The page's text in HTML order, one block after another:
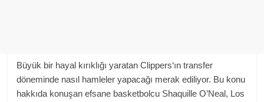
Büyük bir hayal kırıklığı yaratan Clippers‘ın transfer
döneminde nasıl hamleler yapacağı merak ediliyor. Bu konu
hakkıda konuşan efsane basketbolcu Shaquille O’Neal, Los